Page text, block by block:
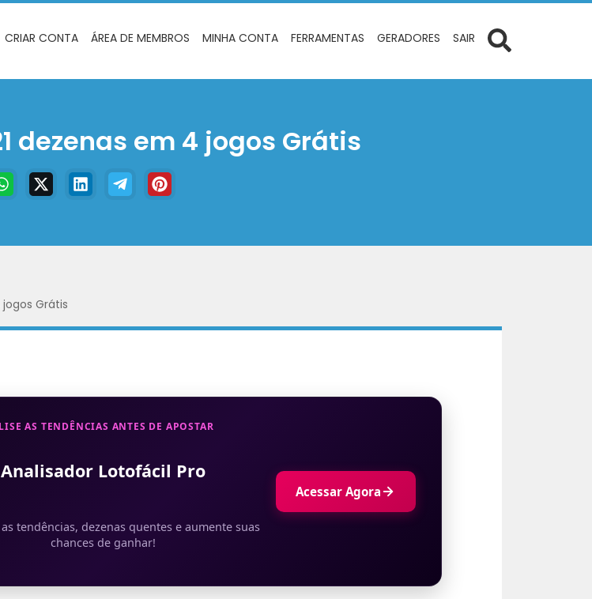
CRIAR CONTA ÁREA DE MEMBROS MINHA CONTA FERRAMENTAS GERADORES SAIR
dezenas em 4 jogos Grátis
Grátis
AS TENDÊNCIAS ANTES DE APOSTAR
Analisador Lotofácil Pro
tendências, dezenas quentes e aumente suas
chances de ganhar!
Acessar Agora